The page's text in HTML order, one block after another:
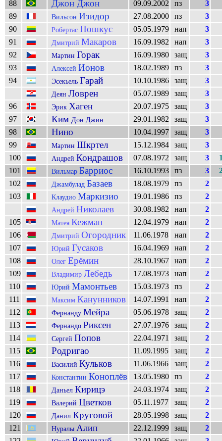
88 Джон Джон 09.09.2002 пз
3
89
Вильсон Изидор 27.08.2000 пз
3
90
Робертас Пошкус 05.05.1979 нап
3
91
Дмитрий Макаров 16.09.1982 нап
3
92
Мартин Горак 16.09.1980 защ
3
93
Алексей Ионов 18.02.1989 пз
3
94
Эсекьель Гарай 10.10.1986 защ 3
Деян Ловрен 05.07.1989 защ
3
96
Эрик Хаген 20.07.1975 защ
3
97
Ким Дон Джин 29.01.1982 защ
3
98
Нино 10.04.1997 защ
3
99
Мартин Шкртел 15.12.1984 защ
3
100
Андрей Кондрашов 07.08.1972 защ 3
101
Вильмар Барриос 16.10.1993 пз 3
102
Джамбулад Базаев 18.08.1979 пз
2
103
Клаудио Маркизио 19.01.1986 пз 2
Андрей Николаев 30.08.1982 нап
2
105
Матея Кежман 12.04.1979 нап
2
106
Дмитрий Огородник 11.06.1978 нап
2
107
Юрий Гусаков 16.04.1969 нап
2
108
Олег Ерёмин 28.10.1967 нап
2
109
Владимир Лебедь 17.08.1973 нап
2
110
Юрий Мамонтьев 15.03.1973 пз
2
111
Максим Канунников 14.07.1991 нап
2
112
Фернанду Мейра 05.06.1978 защ
2
113
Фернандо Риксен 27.07.1976 защ
2
114
Сергей Попов 22.04.1971 защ
2
115
Родригао 11.09.1995 защ
2
116
Василий Кульков 11.06.1966 защ
2
117
Константин Коноплёв 13.05.1980 пз
2
118
Даньел Кирицэ 24.03.1974 защ
2
119
Валерий Цветков 05.11.1977 защ
2
120
Данил Круговой 28.05.1998 защ
2
121
Нуралы Алип 22.12.1999 защ
2